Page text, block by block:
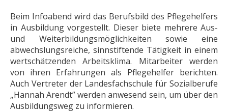
Beim Infoabend wird das Berufsbild des Pflegehelfers
in Ausbildung vorgestellt. Dieser biete mehrere Aus-
und Weiterbildungsmöglichkeiten sowie eine
abwechslungsreiche, sinnstiftende Tätigkeit in einem
wertschätzenden Arbeitsklima. Mitarbeiter werden
von ihren Erfahrungen als Pflegehelfer berichten.
Auch Vertreter der Landesfachschule für Sozialberufe
„Hannah Arendt” werden anwesend sein, um über den
Ausbildungsweg zu informieren.